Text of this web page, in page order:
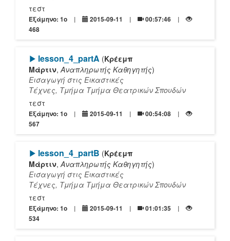
τεστ
Εξάμηνο: 1o 2015-09-11
00:57:46
468
[Play]
lesson_4_partΑ (Κρέεμπ
Μάρτιν,Αναπληρωτής Καθηγητής)
Εισαγωγή στις Εικαστικές
Τέχνες, Τμήμα Τμήμα Θεατρικών Σπουδών
τεστ
Εξάμηνο: 1o 2015-09-11
00:54:08
567
[Play]
lesson_4_partΒ (Κρέεμπ
Μάρτιν,Αναπληρωτής Καθηγητής)
Εισαγωγή στις Εικαστικές
Τέχνες, Τμήμα Τμήμα Θεατρικών Σπουδών
τεστ
Εξάμηνο: 1o 2015-09-11
01:01:35
534